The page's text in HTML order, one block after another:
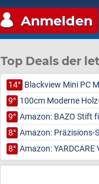
Anmelden
Top Deals der
14° Blackview Mini PC
9° 100cm Moderne
9° Amazon: BAZO Stift
8° Amazon: Präzisions-
8° Amazon: YARDCARE